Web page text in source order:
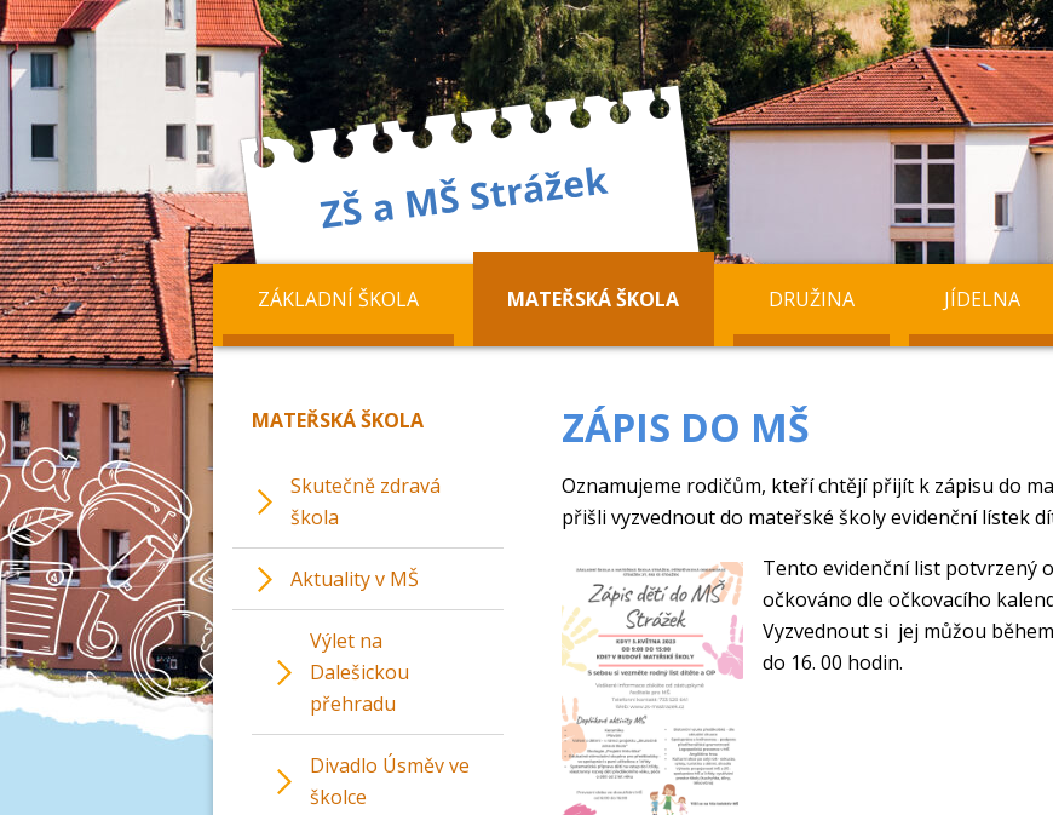
ZÁKLADNÍ ŠKOLA MATEŘSKÁ ŠKOLA DRUŽINA JÍDELNA
ZÁPIS DO MŠ
Oznamujeme rodičům, kteří chtějí přijít k zápisu do
přišli vyzvednout do mateřské školy evidenční lístek
Tento evidenční list potvrzený
očkováno dle očkovacího
Vyzvednout si jej můžou
do 16. 00 hodin.
MATEŘSKÁ ŠKOLA
Skutečně zdravá
škola
Aktuality v MŠ
Výlet na
Dalešickou
přehradu
Divadlo Úsměv ve
školce